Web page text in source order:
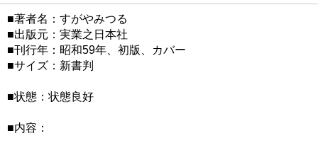
■著者名：すがやみつる
■出版元：実業之日本社
■刊行年：昭和59年、初版、カバー
■サイズ：新書判
■状態：状態良好
■内容：